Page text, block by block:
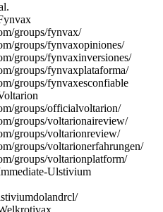
groups/fynvax/
groups/fynvaxopiniones/
groups/fynvaxinversiones/
groups/fynvaxplataforma/
groups/fynvaxesconfiable
groups/officialvoltarion/
groups/voltarionaireview/
groups/voltarionreview/
groups/voltarionerfahrungen/
groups/voltarionplatform/
Ulstivium